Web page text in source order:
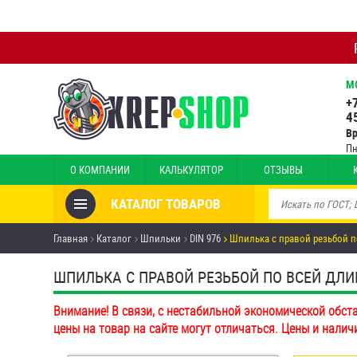
О КОМПАНИИ КАЛЬКУЛЯТОР ОТЗЫВЫ
КАТАЛОГ ТОВАРОВ
Товары со скидкой
Анкеры
Антивандальный крепёж,
инструмент
Болты и винты
Главная Каталог Шпильки DIN 976 Шпилька с правой резьбой
ШПИЛЬКА С ПРАВОЙ РЕЗЬБОЙ ПО ВСЕЙ
Внимание! В связи, с нестабильной экономической
цены на товар на сайте могут отличаться. Цены и